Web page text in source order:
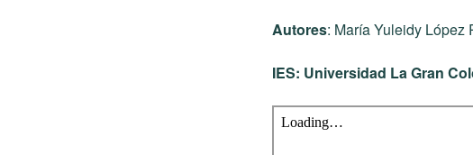
Autores: María Yuleidy López
IES: Universidad La Gran